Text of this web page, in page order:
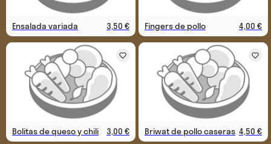
Ensalada variada 3,50 € Fingers de pollo 4,00 €
Bolitas de queso y chili 3,00 € Briwat de pollo caseras 4,50 €